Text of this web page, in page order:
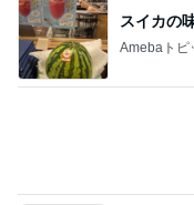
《3年連
協賛のイ
すぎ
hirokoの